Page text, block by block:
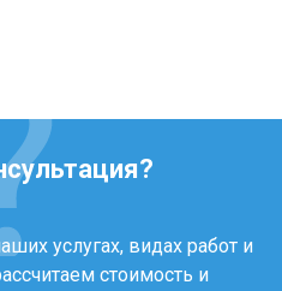
услугах, видах работ и
стоимость и